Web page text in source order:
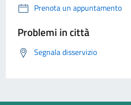
Prenota un appuntamento
Problemi in città
Segnala disservizio